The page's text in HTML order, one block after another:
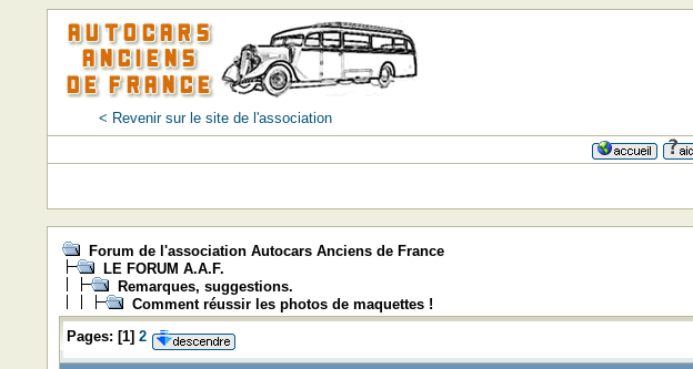
< Revenir sur le site de l'association
Forum de l'association Autocars Anciens de France
LE FORUM A.A.F.
Remarques, suggestions.
Comment réussir les photos de maquettes !
Pages: [1] 2